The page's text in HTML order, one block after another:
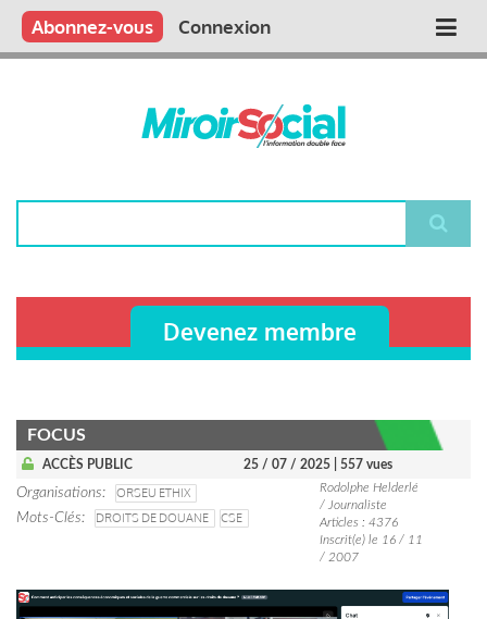
Aller
contenu
Main
Qui sommes nous ?
Vous publiez
Nous publions
Contactez-nous
Abonnez-vous Connexion
Devenez membre
FOCUS
ACCÈS PUBLIC 25 / 07 / 2025 | 557 vues
Organisations
ORSEU ETHIX
Mots-Clés
DROITS DE DOUANE CSE
Rodolphe Helderlé
/ Journaliste
Articles : 4376
Inscrit(e) le 16 / 11
/ 2007